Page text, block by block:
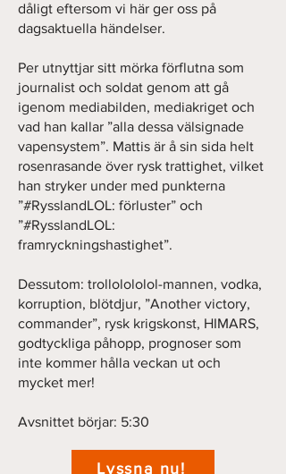
dåligt eftersom vi här ger oss på
dagsaktuella händelser.
Per utnyttjar sitt mörka förflutna som
journalist och soldat genom att gå
igenom mediabilden, mediakriget och
vad han kallar ”alla dessa välsignade
vapensystem”. Mattis är å sin sida helt
rosenrasande över rysk trattighet, vilket
han stryker under med punkterna
”#RysslandLOL: förluster” och
”#RysslandLOL:
framryckningshastighet”.
Dessutom: trollolololol-mannen, vodka,
korruption, blötdjur, ”Another victory,
commander”, rysk krigskonst, HIMARS,
godtyckliga påhopp, prognoser som
inte kommer hålla veckan ut och
mycket mer!
Avsnittet börjar: 5:30
Lyssna nu!